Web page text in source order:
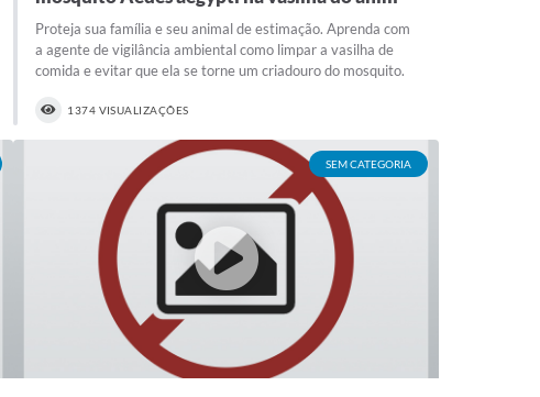
Proteja sua família e seu animal de estimação. Aprenda com
a agente de vigilância ambiental como limpar a vasilha de
comida e evitar que ela se torne um criadouro do mosquito.
1374 VISUALIZAÇÕES
SEM CATEGORIA